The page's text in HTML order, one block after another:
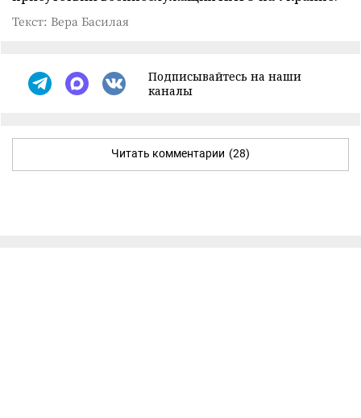
Текст: Вера Басилая
Подписывайтесь на наши
каналы
Читать комментарии (28)